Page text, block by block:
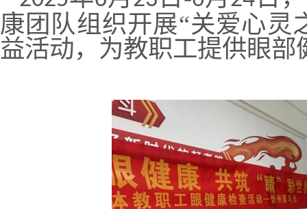
康团队组织开展“关爱心灵
益活动，为教职工提供眼